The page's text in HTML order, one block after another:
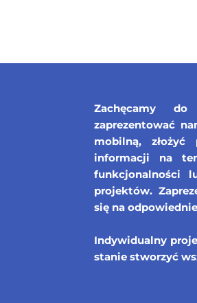
Zachęcamy
zaprezentować
mobilną,
informacji na
funkcjonalności
projektów.
się na
Indywidualny
stanie stworzyć